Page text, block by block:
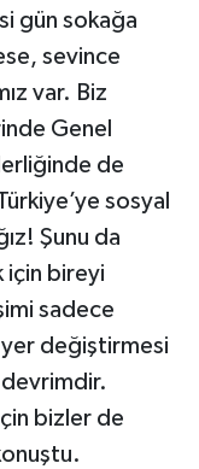
gün sokağa
sevince
var. Biz
Genel
de
sosyal
Şunu da
için bireyi
sadece
yer değiştirmesi
bizler de